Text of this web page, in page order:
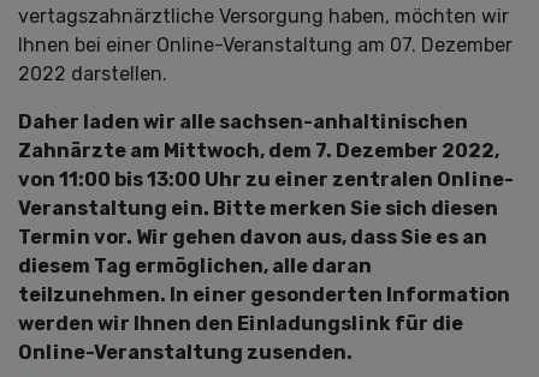
vertagszahnärztliche Versorgung haben, möchten wir
Ihnen bei einer Online-Veranstaltung am 07. Dezember
2022 darstellen.
Daher laden wir alle sachsen-anhaltinischen
Zahnärzte am Mittwoch, dem 7. Dezember 2022,
von 11:00 bis 13:00 Uhr zu einer zentralen Online-
Veranstaltung ein. Bitte merken Sie sich diesen
Termin vor. Wir gehen davon aus, dass Sie es an
diesem Tag ermöglichen, alle daran
teilzunehmen. In einer gesonderten Information
werden wir Ihnen den Einladungslink für die
Online-Veranstaltung zusenden.